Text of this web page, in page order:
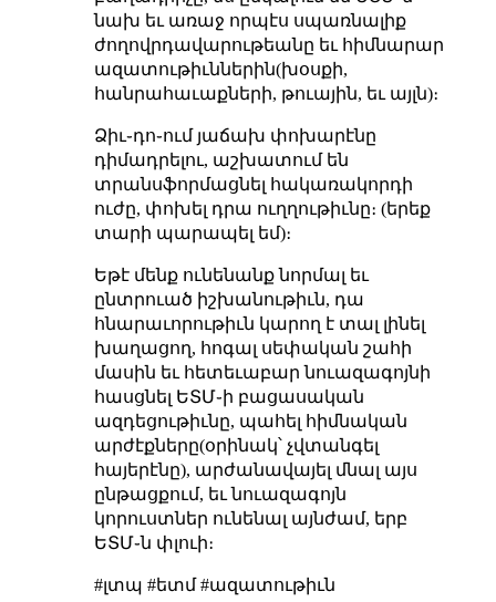
նախ եւ առաջ որպէս սպառնալիք
ժողովրդավարութեանը եւ հիմնարար
ազատութիւններին(խօսքի,
հանրահաւաքների, թուային, եւ այլն)։
Ձիւ֊դո֊ում յաճախ փոխարէնը
դիմադրելու, աշխատում են
տրանսֆորմացնել հակառակորդի
ուժը, փոխել դրա ուղղութիւնը։ (երեք
տարի պարապել եմ)։
Եթէ մենք ունենանք նորմալ եւ
ընտրուած իշխանութիւն, դա
հնարաւորութիւն կարող է տալ լինել
խաղացող, հոգալ սեփական շահի
մասին եւ հետեւաբար նուազագոյնի
հասցնել ԵՏՄ֊ի բացասական
ազդեցութիւնը, պահել հիմնական
արժէքները(օրինակ՝ չվտանգել
հայերէնը), արժանավայել մնալ այս
ընթացքում, եւ նուազագոյն
կորուստներ ունենալ այնժամ, երբ
ԵՏՄ֊ն փլուի։
#լտպ #ետմ #ազատութիւն